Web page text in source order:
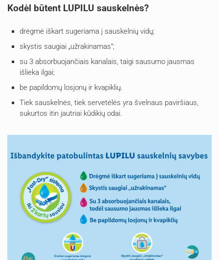
Kodėl būtent LUPILU sauskelnės?
drėgmė iškart sugeriama į sauskelnių vidų;
skystis saugiai „užrakinamas“;
su 3 absorbuojančiais kanalais, taigi sausumo jausmas
išlieka ilgai;
be papildomų losjonų ir kvapiklių.
Tiek sauskelnės, tiek servetėlės yra švelnaus paviršiaus,
sukurtos itin jautriai kūdikių odai.